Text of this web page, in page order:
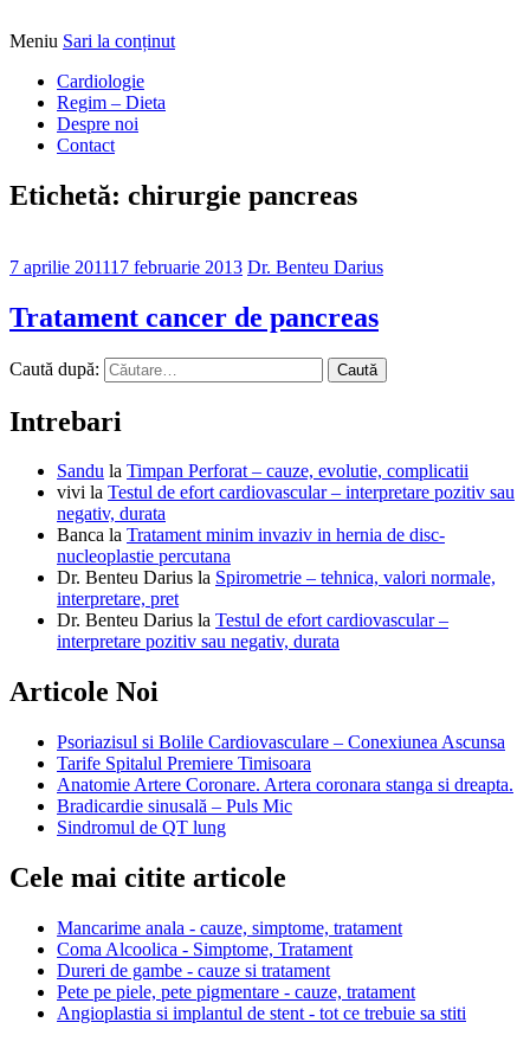
DrBendo.ro
Alimentatia sa iti fie medicatia
Meniu Sari la conținut
Cardiologie
Regim – Dieta
Despre noi
Contact
Etichetă: chirurgie pancreas
7 aprilie 201117 februarie 2013 Dr. Benteu Darius
Tratament cancer de pancreas
Caută după:
Intrebari
Sandu la Timpan Perforat – cauze, evolutie, complicatii
vivi la Testul de efort cardiovascular – interpretare pozitiv sau
negativ, durata
Banca la Tratament minim invaziv in hernia de disc-
nucleoplastie percutana
Dr. Benteu Darius la Spirometrie – tehnica, valori normale,
interpretare, pret
Dr. Benteu Darius la Testul de efort cardiovascular –
interpretare pozitiv sau negativ, durata
Articole Noi
Psoriazisul si Bolile Cardiovasculare – Conexiunea Ascunsa
Tarife Spitalul Premiere Timisoara
Anatomie Artere Coronare. Artera coronara stanga si dreapta.
Bradicardie sinusală – Puls Mic
Sindromul de QT lung
Cele mai citite articole
Mancarime anala - cauze, simptome, tratament
Coma Alcoolica - Simptome, Tratament
Dureri de gambe - cauze si tratament
Pete pe piele, pete pigmentare - cauze, tratament
Angioplastia si implantul de stent - tot ce trebuie sa stiti